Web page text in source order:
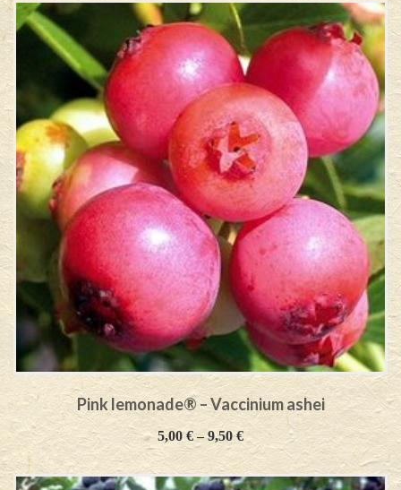
Pink lemonade® – Vaccinium ashei
5,00€–9,50€